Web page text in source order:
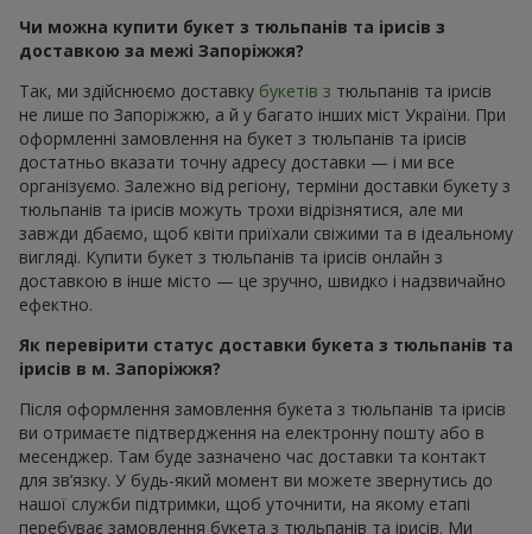
Чи можна купити букет з тюльпанів та ірисів з
доставкою за межі Запоріжжя?
Так, ми здійснюємо доставку букетів з тюльпанів та ірисів
не лише по Запоріжжю, а й у багато інших міст України. При
оформленні замовлення на букет з тюльпанів та ірисів
достатньо вказати точну адресу доставки — і ми все
організуємо. Залежно від регіону, терміни доставки букету з
тюльпанів та ірисів можуть трохи відрізнятися, але ми
завжди дбаємо, щоб квіти приїхали свіжими та в ідеальному
вигляді. Купити букет з тюльпанів та ірисів онлайн з
доставкою в інше місто — це зручно, швидко і надзвичайно
ефектно.
Як перевірити статус доставки букета з тюльпанів та
ірисів в м. Запоріжжя?
Після оформлення замовлення букета з тюльпанів та ірисів
ви отримаєте підтвердження на електронну пошту або в
месенджер. Там буде зазначено час доставки та контакт
для зв’язку. У будь-який момент ви можете звернутись до
нашої служби підтримки, щоб уточнити, на якому етапі
перебуває замовлення букета з тюльпанів та ірисів. Ми